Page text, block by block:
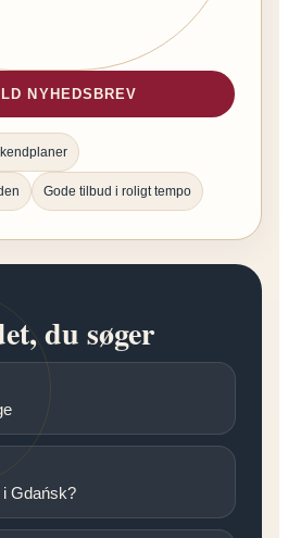
NYHEDSBREV
Gode tilbud i roligt tempo
du søger
Gdańsk?